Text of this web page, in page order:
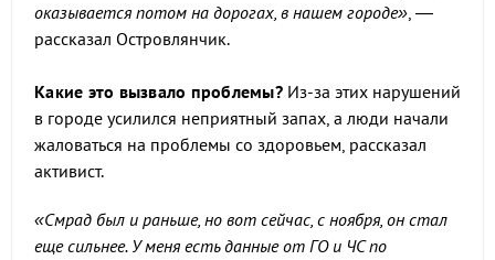
оказывается потом на дорогах, в нашем городе», —
рассказал Островлянчик.
Какие это вызвало проблемы?Из-за этих нарушений
в городе усилился неприятный запах, а люди начали
жаловаться на проблемы со здоровьем, рассказал
активист.
«Смрад был и раньше, но вот сейчас, с ноября, он стал
еще сильнее. У меня есть данные от ГО и ЧС по